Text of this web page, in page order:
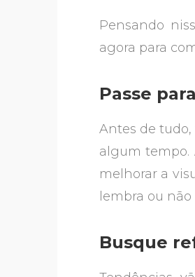
Pensando
agora para
Passe
Antes de tudo,
algum tempo.
melhorar a
lembra ou
Busque